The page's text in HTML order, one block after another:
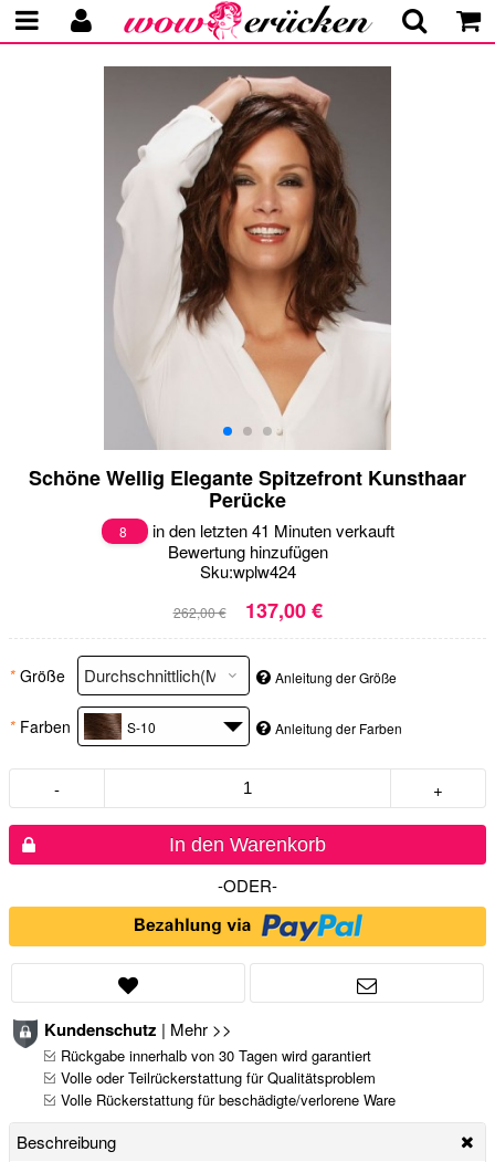
Schöne Wellig Elegante Spitzefront Kunsthaar
Perücke
8
in den letzten 41 Minuten verkauft
Bewertung hinzufügen
Sku:wplw424
262,00 € 137,00 €
* Größe Anleitung der Größe
* Farben S-10 Anleitung der Farben
- +
In den Warenkorb
-ODER-
Kundenschutz | Mehr >>
Rückgabe innerhalb von 30 Tagen wird garantiert
Volle oder Teilrückerstattung für Qualitätsproblem
Volle Rückerstattung für beschädigte/verlorene Ware
Beschreibung